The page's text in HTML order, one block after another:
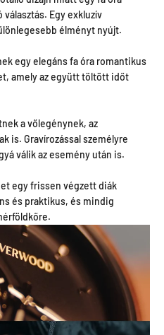
Egy exkluzív
élményt nyújt.
egy elegáns fa óra romantikus
amely az együtt töltött időt
a vőlegénynek, az
is. Gravírozással személyre
válik az esemény után is.
egy frissen végzett diák
és praktikus, és mindig